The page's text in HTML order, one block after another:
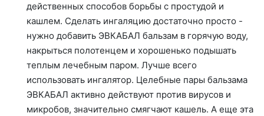
действенных способов борьбы с простудой и
кашлем. Сделать ингаляцию достаточно просто -
нужно добавить ЭВКАБАЛ бальзам в горячую воду,
накрыться полотенцем и хорошенько подышать
теплым лечебным паром. Лучше всего
использовать ингалятор. Целебные пары бальзама
ЭВКАБАЛ активно действуют против вирусов и
микробов, значительно смягчают кашель. А еще эта